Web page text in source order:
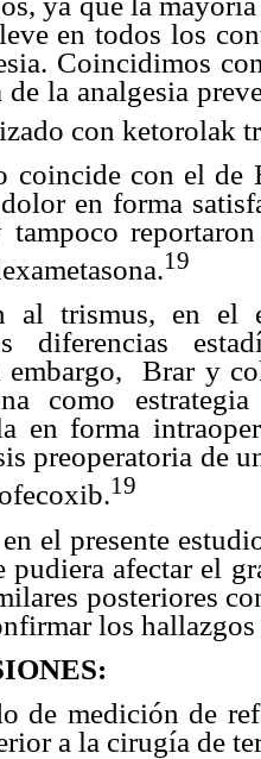
en todos los
Coincidimos
de la analgesia
con ketorolak
coincide con el de
en forma
19
al trismus, en el
diferencias
embargo, Brar y
como
en forma
preoperatoria de
19
el presente
pudiera afectar el
posteriores
los
de medición de
a la cirugía de